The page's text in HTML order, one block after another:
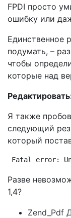
FPDI просто
ошибку или
Единственное
подумать, –
чтобы
которые над
Я также
следующий
который
Fatal error:
Разве
1,4?
Zend_Pdf